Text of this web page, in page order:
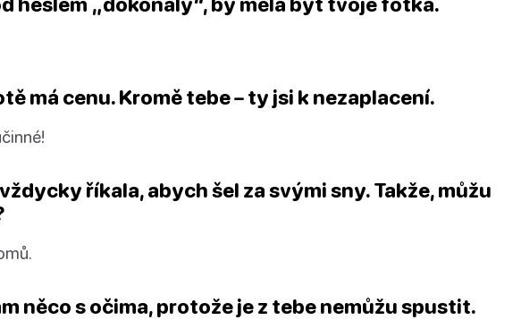
má cenu. Kromě tebe – ty jsi k nezaplacení.
říkala, abych šel za svými sny. Takže, můžu
něco s očima, protože je z tebe nemůžu spustit.